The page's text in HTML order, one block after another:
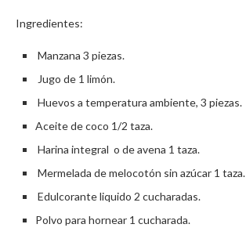
Ingredientes:
Manzana 3 piezas.
Jugo de 1 limón.
Huevos a temperatura ambiente, 3 piezas.
Aceite de coco 1/2 taza.
Harina integral o de avena 1 taza.
Mermelada de melocotón sin azúcar 1 taza.
Edulcorante liquido 2 cucharadas.
Polvo para hornear 1 cucharada.